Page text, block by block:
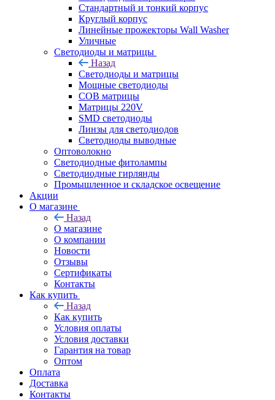
Стандартный и тонкий корпус
Круглый корпус
Линейные прожекторы Wall Washer
Уличные
Светодиоды и матрицы
Назад
Светодиоды и матрицы
Мощные светодиоды
COB матрицы
Матрицы 220V
SMD светодиоды
Линзы для светодиодов
Светодиоды выводные
Оптоволокно
Светодиодные фитолампы
Светодиодные гирлянды
Промышленное и складское освещение
Акции
О магазине
Назад
О магазине
О компании
Новости
Отзывы
Сертификаты
Контакты
Как купить
Назад
Как купить
Условия оплаты
Условия доставки
Гарантия на товар
Оптом
Оплата
Доставка
Контакты